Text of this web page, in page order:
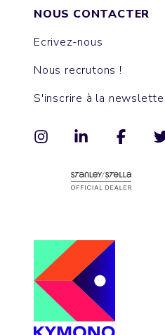
NOUS CONTACTER
Ecrivez-nous
Nous recrutons !
S'inscrire à la